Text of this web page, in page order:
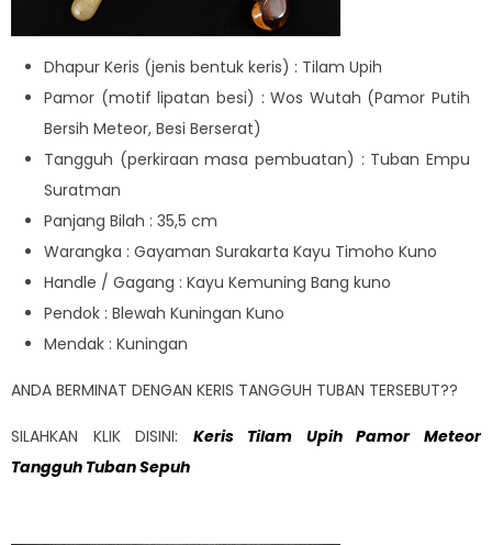
Dhapur Keris (jenis bentuk keris) : Tilam Upih
Pamor (motif lipatan besi) : Wos Wutah (Pamor Putih
Bersih Meteor, Besi Berserat)
Tangguh (perkiraan masa pembuatan) : Tuban Empu
Suratman
Panjang Bilah : 35,5 cm
Warangka : Gayaman Surakarta Kayu Timoho Kuno
Handle / Gagang : Kayu Kemuning Bang kuno
Pendok : Blewah Kuningan Kuno
Mendak : Kuningan
ANDA BERMINAT DENGAN KERIS TANGGUH TUBAN TERSEBUT??
SILAHKAN KLIK DISINI: Keris Tilam Upih Pamor Meteor
Tangguh Tuban Sepuh